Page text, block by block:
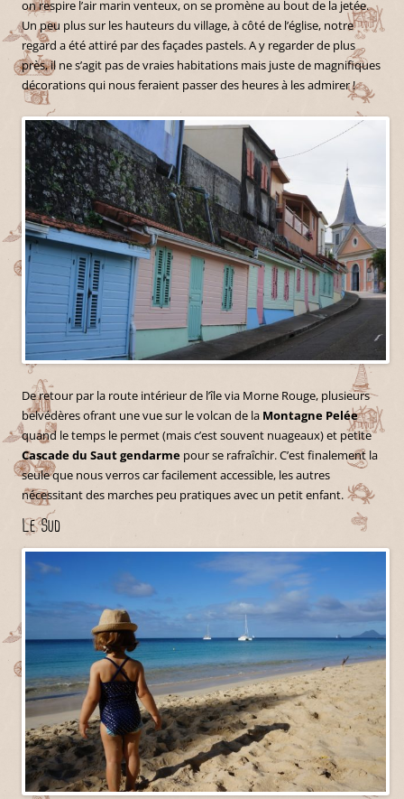
on respire l’air marin venteux, on se promène au bout de la jetée.
Un peu plus sur les hauteurs du village, à côté de l’église, notre
regard a été attiré par des façades pastels. A y regarder de plus
près, il ne s’agit pas de vraies habitations mais juste de magnifiques
décorations qui nous feraient passer des heures à les admirer !
De retour par la route intérieur de l’île via Morne Rouge, plusieurs
belvédères ofrant une vue sur le volcan de la Montagne Pelée
quand le temps le permet (mais c’est souvent nuageaux) et petite
Cascade du Saut gendarme pour se rafraîchir. C’est finalement la
seule que nous verros car facilement accessible, les autres
nécessitant des marches peu pratiques avec un petit enfant.
Le Sud